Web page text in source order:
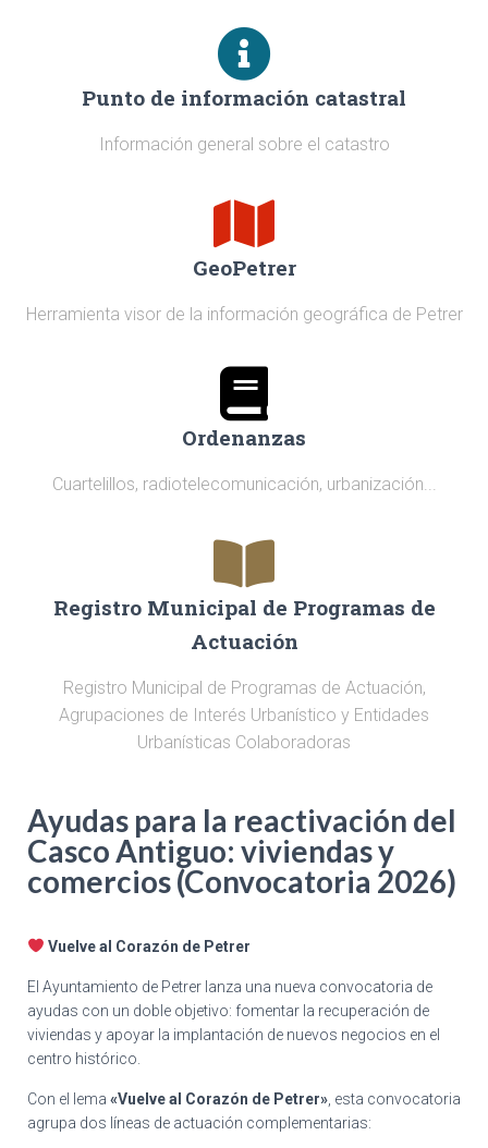
Punto de información catastral
Información general sobre el catastro
GeoPetrer
Herramienta visor de la información geográfica de Petrer
Ordenanzas
Cuartelillos, radiotelecomunicación, urbanización...
Registro Municipal de Programas de
Actuación
Registro Municipal de Programas de Actuación,
Agrupaciones de Interés Urbanístico y Entidades
Urbanísticas Colaboradoras
Ayudas para la reactivación del
Casco Antiguo: viviendas y
comercios (Convocatoria 2026)
Vuelve al Corazón de Petrer
El Ayuntamiento de Petrer lanza una nueva convocatoria de
ayudas con un doble objetivo: fomentar la recuperación de
viviendas y apoyar la implantación de nuevos negocios en el
centro histórico.
Con el lema «Vuelve al Corazón de Petrer» , esta convocatoria
agrupa dos líneas de actuación complementarias: